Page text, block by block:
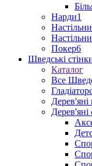
Нарди1
Покер6
Шведські
Каталог
Все
Дерев'яні
Дерев'яні